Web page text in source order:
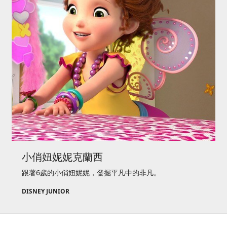
小俏妞妮妮克蘭西
跟著6歲的小俏妞妮妮，發掘平凡中的非凡。
DISNEY JUNIOR